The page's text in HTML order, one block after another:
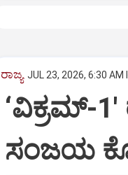
ರಾಜ್ಯ JUL 23, 2026, 6:30 AM
‘ವಿಕ್ರಮ್‌-
ಸಂಜಯ